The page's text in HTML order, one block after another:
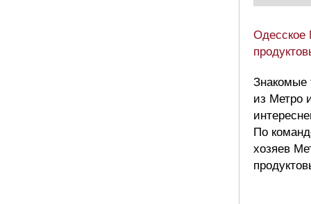
Одесское
Знакомые
из Метро
По
хозяев